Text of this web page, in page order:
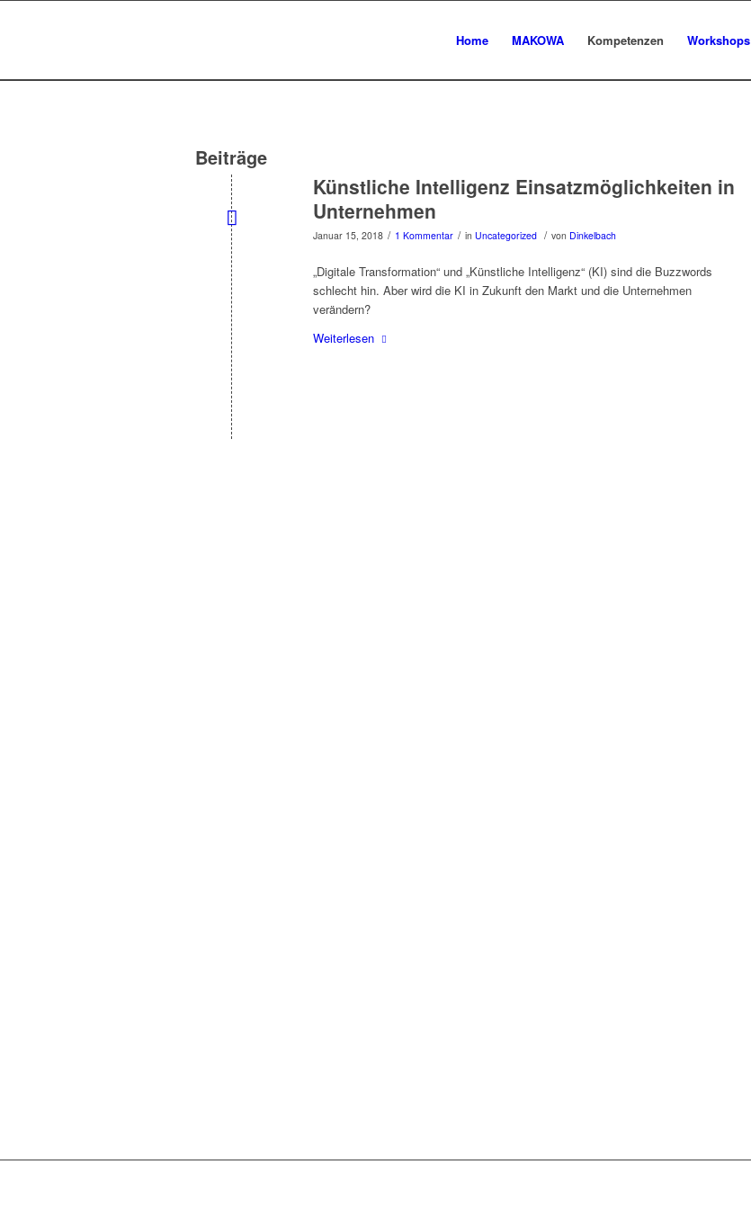
Home MAKOWA Kompetenzen Workshops
Beiträge
Künstliche Intelligenz Einsatzmöglichkeiten in
Unternehmen
Januar 15, 2018 / 1 Kommentar / in Uncategorized / von Dinkelbach
„Digitale Transformation“ und „Künstliche Intelligenz“ (KI) sind die Buzzwords
schlecht hin. Aber wird die KI in Zukunft den Markt und die Unternehmen
verändern?
Weiterlesen